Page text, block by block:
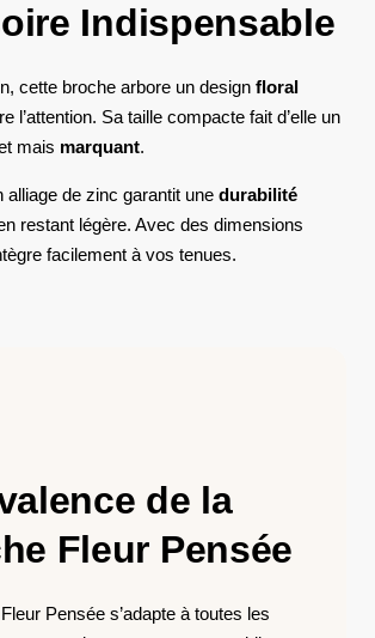
Indispensable
cette broche arbore un design floral
l’attention. Sa taille compacte fait d’elle un
mais marquant.
alliage de zinc garantit une durabilité
restant légère. Avec des dimensions
facilement à vos tenues.
de la
Fleur Pensée
Pensée s’adapte à toutes les